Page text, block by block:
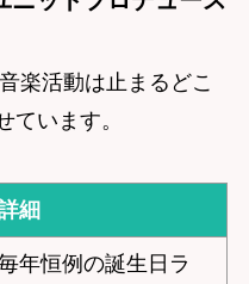
楽活動は止まるどこ
ています。
細
年恒例の誕生日ラ